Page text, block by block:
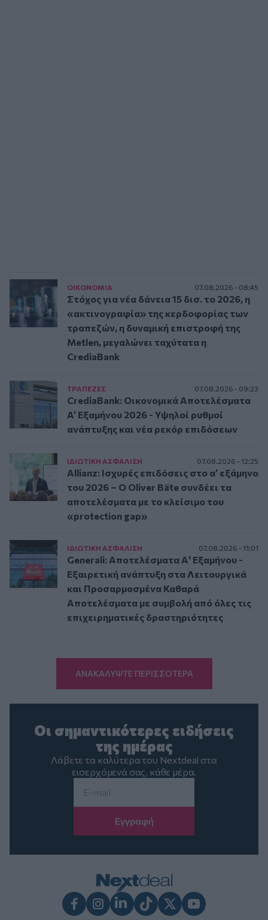
ΟΙΚΟΝΟΜΙΑ 07.08.2026 - 08:45
Στόχος για νέα δάνεια 15 δισ. το 2026, η
«ακτινογραφία» της κερδοφορίας των
τραπεζών, η δυναμική επιστροφή της
Metlen, μεγαλώνει ταχύτατα η
CrediaBank
ΤΡAΠΕΖΕΣ 07.08.2026 - 09:23
CrediaBank: Οικονομικά Αποτελέσματα
A’ Εξαμήνου 2026 - Υψηλοί ρυθμοί
ανάπτυξης και νέα ρεκόρ επιδόσεων
ΙΔΙΩΤΙΚΗ ΑΣΦAΛΙΣΗ 07.08.2026 - 12:25
Allianz: Ισχυρές επιδόσεις στο α’ εξάμηνο
του 2026 – Ο Oliver Bäte συνδέει τα
αποτελέσματα με το κλείσιμο του
«protection gap»
ΙΔΙΩΤΙΚΗ ΑΣΦAΛΙΣΗ 07.08.2026 - 11:01
Generali: Αποτελέσματα Α' Εξαμήνου -
Εξαιρετική ανάπτυξη στα Λειτουργικά
και Προσαρμοσμένα Καθαρά
Αποτελέσματα με συμβολή από όλες τις
επιχειρηματικές δραστηριότητες
ΑΝΑΚΑΛΥΨΤΕ ΠΕΡΙΣΣΟΤΕΡΑ
Οι σημαντικότερες ειδήσεις
της ημέρας
Λάβετε τα καλύτερα του Nextdeal στα
εισερχόμενά σας, κάθε μέρα.